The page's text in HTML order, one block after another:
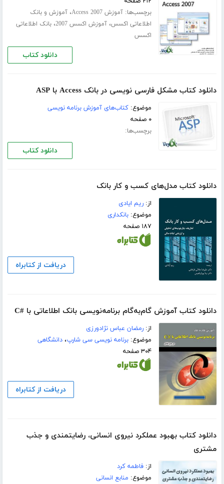
برچسب‌ها:آموزش Access 2007 ،آموزش و بانک
اطلاعاتی اکسس،آموزش اکسس 2007 ،بانک اطلاعاتی
اکسس
دانلود کتاب
دانلود کتاب مشکل فارسی نویسی در بانک Access با ASP
موضوع:کتاب‌های آموزش برنامه نویسی
۰ صفحه
برچسب‌ها:
دانلود کتاب
دانلود کتاب مدل‌های کسب و کار بانک
از:ریم ایادی
موضوع:بانکداری
۱۸۷ صفحه
دریافت از کتابراه
دانلود کتاب آموزش گام‌به‌گام برنامه‌نویسی بانک اطلاعاتی با #C
از:رمضان عباس نژادورزی
موضوع:برنامه نویسی سی شارپ،دانشگاهی
۳۰۴ صفحه
دریافت از کتابراه
دانلود کتاب بهبود عملکرد نیروی انسانی، رضایتمندی و جذب
مشتری
از:فاطمه کرد
موضوع: منابع انسانی